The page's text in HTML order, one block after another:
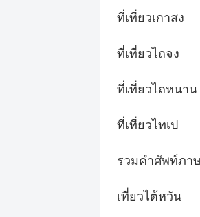
ที่เที่ยวเกาสง
ที่เที่ยวไถจง
ที่เที่ยวไถหนาน
ที่เที่ยวไทเป
รวมคำศัพท์ภา
เที่ยวไต้หวัน